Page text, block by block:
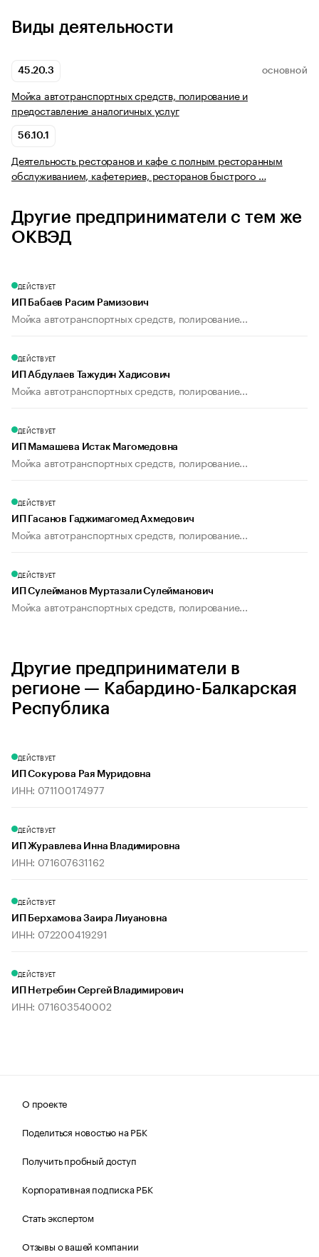
Виды деятельности
45.20.3 ОСНОВНОЙ
Мойка автотранспортных средств, полирование и
предоставление аналогичных услуг
56.10.1
Деятельность ресторанов и кафе с полным ресторанным
обслуживанием, кафетериев, ресторанов быстрого …
Другие предприниматели с тем же
ОКВЭД
ДЕЙСТВУЕТ
ИП Бабаев Расим Рамизович
Мойка автотранспортных средств, полирование...
ДЕЙСТВУЕТ
ИП Абдулаев Тажудин Хадисович
Мойка автотранспортных средств, полирование...
ДЕЙСТВУЕТ
ИП Мамашева Истак Магомедовна
Мойка автотранспортных средств, полирование...
ДЕЙСТВУЕТ
ИП Гасанов Гаджимагомед Ахмедович
Мойка автотранспортных средств, полирование...
ДЕЙСТВУЕТ
ИП Сулейманов Муртазали Сулейманович
Мойка автотранспортных средств, полирование...
Другие предприниматели в
регионе — Кабардино-Балкарская
Республика
ДЕЙСТВУЕТ
ИП Сокурова Рая Муридовна
ИНН: 071100174977
ДЕЙСТВУЕТ
ИП Журавлева Инна Владимировна
ИНН: 071607631162
ДЕЙСТВУЕТ
ИП Берхамова Заира Лиуановна
ИНН: 072200419291
ДЕЙСТВУЕТ
ИП Нетребин Сергей Владимирович
ИНН: 071603540002
О проекте
Поделиться новостью на РБК
Получить пробный доступ
Корпоративная подписка РБК
Стать экспертом
Отзывы о вашей компании